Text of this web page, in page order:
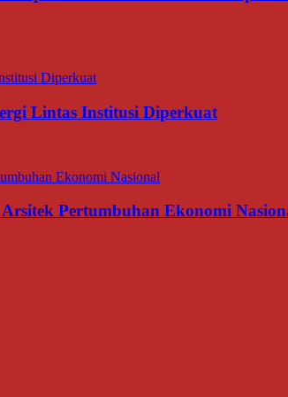
Lintas Institusi Diperkuat
Pertumbuhan Ekonomi